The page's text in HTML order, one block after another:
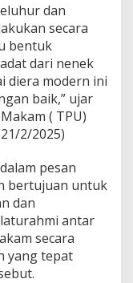
dan
secara
bentuk
dari nenek
diera modern ini
baik,” ujar
( TPU)
2/2025)
pesan
bertujuan untuk
dan
antar
secara
yang tepat